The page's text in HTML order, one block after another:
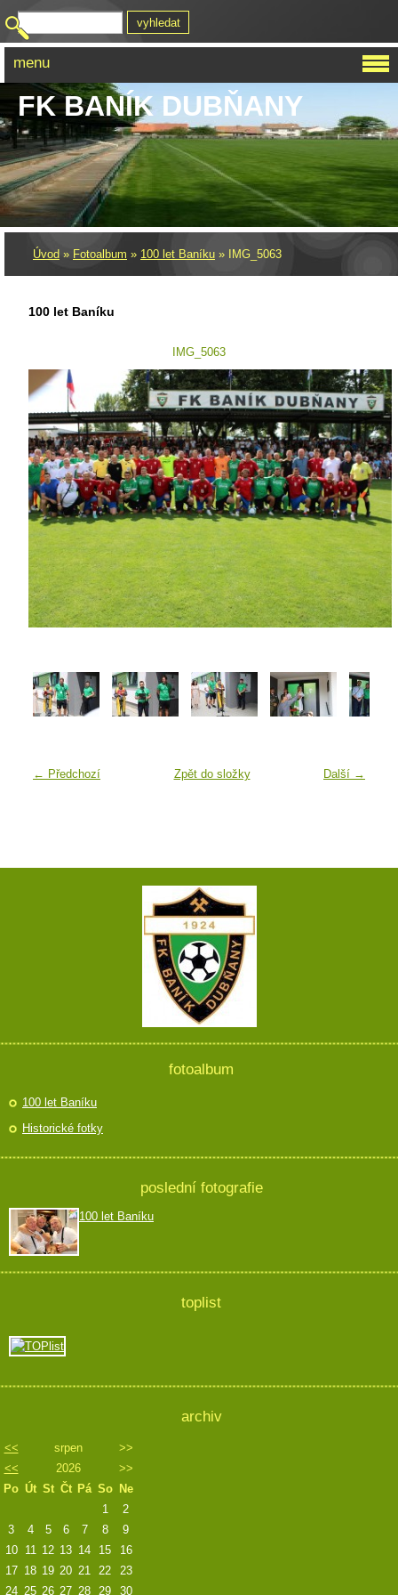
FK BANÍK DUBŇANY
Úvod » Fotoalbum » 100 let Baníku » IMG_5063
100 let Baníku
IMG_5063
← Předchozí Další →
Zpět do složky
menu
fotoalbum
100 let Baníku
Historické fotky
poslední fotografie
100 let Baníku
toplist
archiv
<< srpen
>>
<<
2026
>>
Po Út St Čt Pá So Ne
1
2
3
4 5 6 7 8
9
10
11 12 13 14 15
16
17 18 19 20 21 22
23
24 25 26 27 28 29 30